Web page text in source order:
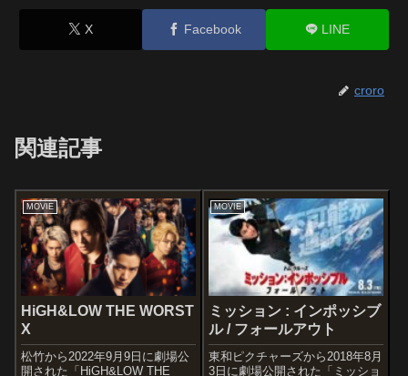
X Facebook LINE
croro
関連記事
MOVIE
HiGH&LOW THE WORST
X
松竹から2022年9月9日に劇場公
開された「HiGH&LOW THE
MOVIE
ミッション : インポッシブ
ル / フォールアウト
東和ピクチャーズから2018年8月
3日に劇場公開された「ミッショ